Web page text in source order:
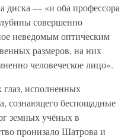
диска — «и оба профессора
совершенно
неведомым оптическим
размеров, на них
человеческое лицо».
исполненных
сознающего беспощадные
земных учёных в
пронизало Шатрова и